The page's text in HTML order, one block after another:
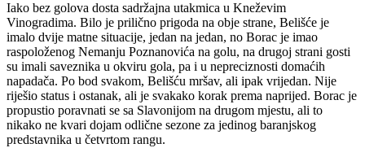
Iako bez golova dosta sadržajna utakmica u Kneževim
Vinogradima. Bilo je prilično prigoda na obje strane, Belišće je
imalo dvije matne situacije, jedan na jedan, no Borac je imao
raspoloženog Nemanju Poznanovića na golu, na drugoj strani gosti
su imali saveznika u okviru gola, pa i u nepreciznosti domaćih
napadača. Po bod svakom, Belišću mršav, ali ipak vrijedan. Nije
riješio status i ostanak, ali je svakako korak prema naprijed. Borac je
propustio poravnati se sa Slavonijom na drugom mjestu, ali to
nikako ne kvari dojam odlične sezone za jedinog baranjskog
predstavnika u četvrtom rangu.